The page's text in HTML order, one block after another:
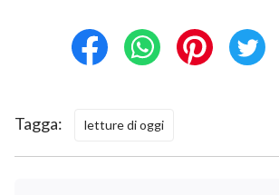
Tagga: letture di oggi